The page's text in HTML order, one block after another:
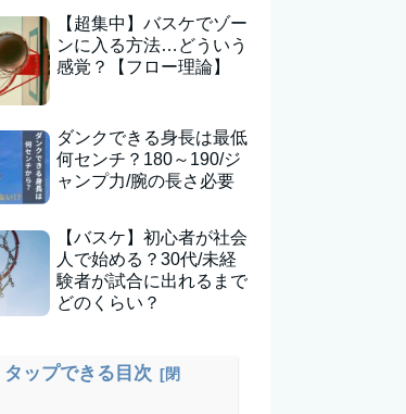
【超集中】バスケでゾー
ンに入る方法…どういう
感覚？【フロー理論】
ダンクできる身長は最低
何センチ？180～190/ジ
ャンプ力/腕の長さ必要
【バスケ】初心者が社会
人で始める？30代/未経
験者が試合に出れるまで
どのくらい？
タップできる目次